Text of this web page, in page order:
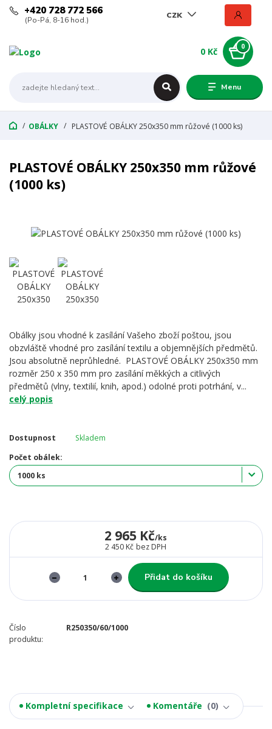
Menu
CZK
+420 728 772 566
(Po-Pá, 8-16 hod.)
0
0 Kč
OBÁLKY PLASTOVÉ OBÁLKY 250x350 mm růžové (1000 ks)
PLASTOVÉ OBÁLKY 250x350 mm růžové
(1000 ks)
Obálky jsou vhodné k zasílání Vašeho zboží poštou, jsou
obzvláště vhodné pro zasílání textilu a objemnějších předmětů.
Jsou absolutně neprůhledné. PLASTOVÉ OBÁLKY 250x350 mm
rozměr 250 x 350 mm pro zasílání měkkých a citlivých
předmětů (vlny, textilií, knih, apod.) odolné proti potrhání, v...
celý popis
Dostupnost
Skladem
Počet obálek:
2 965 Kč/ks
2 450 Kč bez DPH
Přidat do košíku
Číslo
produktu:
R250350/60/1000
Kompletní specifikace Komentáře 0